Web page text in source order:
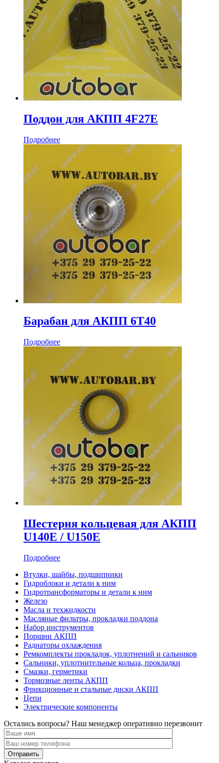
Поддон для АКПП 4F27E
Подробнее
Барабан для АКПП 6T40
Подробнее
Шестерня кольцевая для АКПП
U140E / U150E
Подробнее
Втулки, шайбы, подшипники
Гидроблоки и детали к ним
Гидротрансформаторы и детали к ним
Железо
Масла и техжидкости
Масляные фильтры, прокладки поддона
Набор инструментов
Поршни АКПП
Радиаторы охлаждения
Ремкомплекты прокладок, уплотнений и сальников
Сальники, уплотнительные кольца, прокладки
Смазки, герметики
Тормозные ленты АКПП
Фрикционные и стальные диски АКПП
Цепи
Электрические компоненты
Остались вопросы? Наш менеджер оперативно перезвонит